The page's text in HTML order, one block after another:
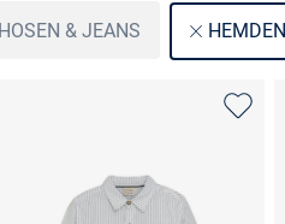
& JEANS HEMDEN